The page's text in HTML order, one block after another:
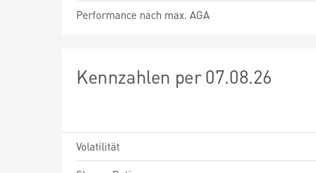
Performance nach max. AGA
Kennzahlen per 07.08.26
Volatilität